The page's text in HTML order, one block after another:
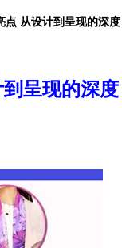
点 从设计到呈现的深度
呈现的深度